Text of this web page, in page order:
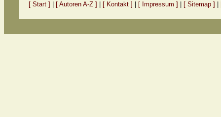
[ Start ] [ Autoren A-Z ] [ Kontakt ] [ Impressum ] [ Sitemap ]